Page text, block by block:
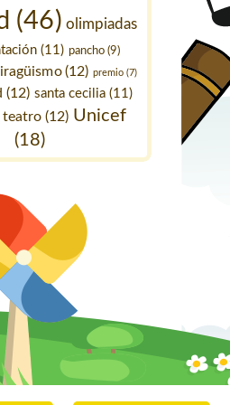
(46) olimpiadas
(11) pancho (9)
(12) premio (7)
(12) santa cecilia (11)
teatro (12) Unicef
(18)